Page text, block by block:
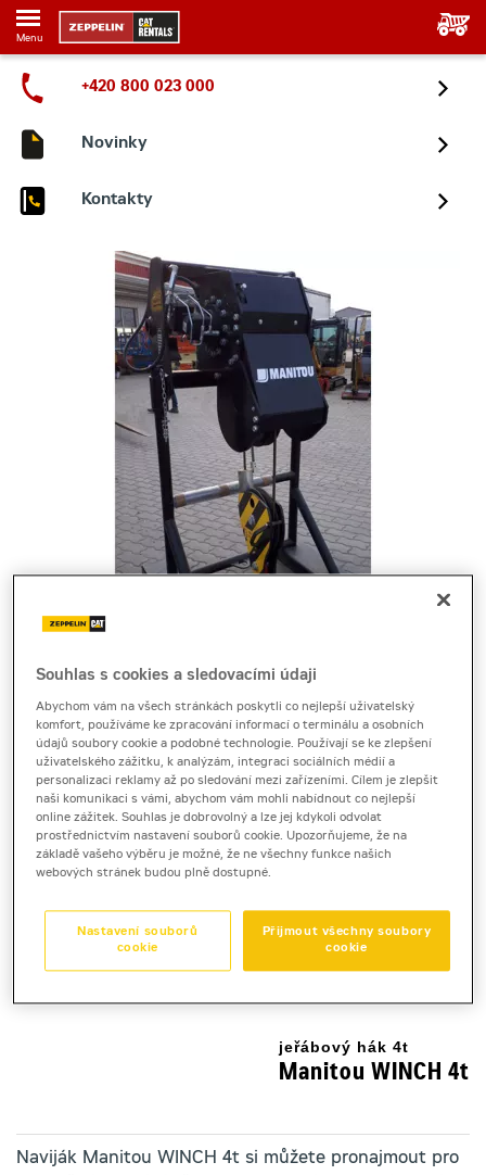
Menu
+420 800 023 000
Novinky
Kontakty
Cena za pronájem
1 - 22 dnů
1 450 Kč bez DPH
1 754 Kč s DPH
23 a více dnů
990 Kč bez DPH
1 197 Kč s DPH
20 000 Kč
jeřábový hák 4t
Manitou WINCH 4t
Naviják Manitou WINCH 4t si můžete pronajmout pro
Souhlas s cookies a sledovacími údaji
Abychom vám na všech stránkách poskytli co nejlepší uživatelský
komfort, používáme ke zpracování informací o terminálu a osobních
údajů soubory cookie a podobné technologie. Používají se ke zlepšení
uživatelského zážitku, k analýzám, integraci sociálních médií a
personalizaci reklamy až po sledování mezi zařízeními. Cílem je zlepšit
naši komunikaci s vámi, abychom vám mohli nabídnout co nejlepší
online zážitek. Souhlas je dobrovolný a lze jej kdykoli odvolat
prostřednictvím nastavení souborů cookie. Upozorňujeme, že na
základě vašeho výběru je možné, že ne všechny funkce našich
webových stránek budou plně dostupné.
Přijmout všechny soubory
cookie
Nastavení souborů
cookie